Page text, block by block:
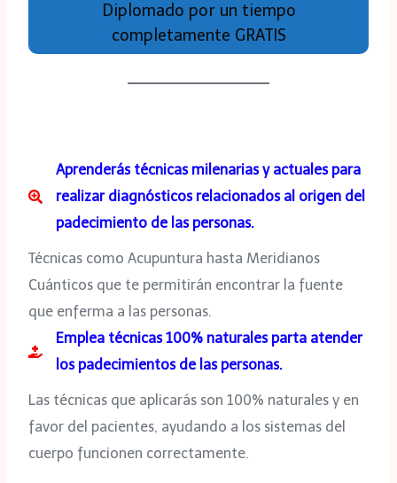
Diplomado por un tiempo
completamente GRATIS
Aprenderás técnicas milenarias y actuales para
realizar diagnósticos relacionados al origen del
padecimiento de las personas.
Técnicas como Acupuntura hasta Meridianos
Cuánticos que te permitirán encontrar la fuente
que enferma a las personas.
Emplea técnicas 100% naturales parta atender
los padecimientos de las personas.
Las técnicas que aplicarás son 100% naturales y en
favor del pacientes, ayudando a los sistemas del
cuerpo funcionen correctamente.